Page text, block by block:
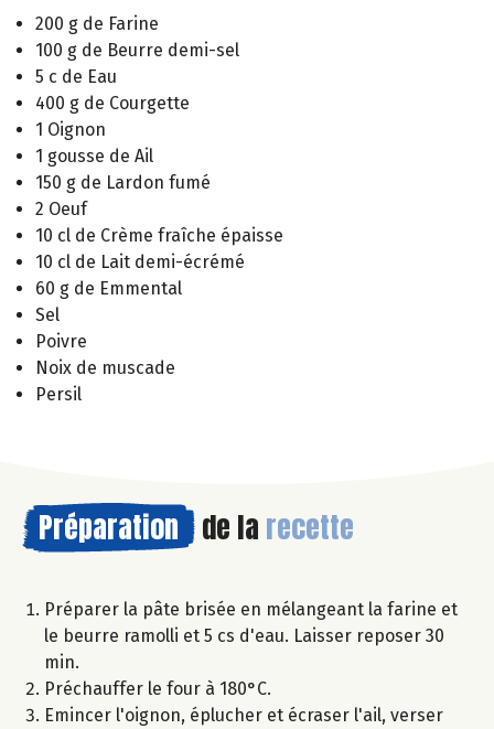
200 g de Farine
100 g de Beurre demi-sel
5 c de Eau
400 g de Courgette
1 Oignon
1 gousse de Ail
150 g de Lardon fumé
2 Oeuf
10 cl de Crème fraîche épaisse
10 cl de Lait demi-écrémé
60 g de Emmental
Sel
Poivre
Noix de muscade
Persil
Préparation de la recette
Préparer la pâte brisée en mélangeant la farine et
le beurre ramolli et 5 cs d'eau. Laisser reposer 30
min.
Préchauffer le four à 180°C.
Emincer l'oignon, éplucher et écraser l'ail, verser